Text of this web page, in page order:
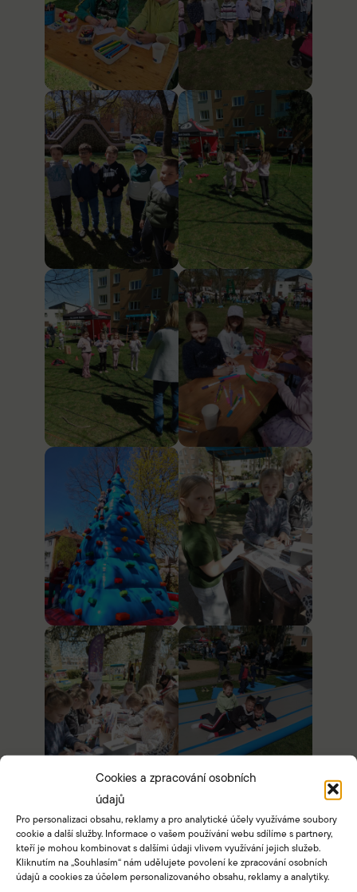
Cookies a zpracování osobních
údajů
Pro personalizaci obsahu, reklamy a pro analytické účely využíváme soubory
cookie a další služby. Informace o vašem používání webu sdílíme s partnery,
kteří je mohou kombinovat s dalšími údaji vlivem využívání jejich služeb.
Kliknutím na „Souhlasím“ nám udělujete povolení ke zpracování osobních
údajů a cookies za účelem personalizovaného obsahu, reklamy a analytiky.